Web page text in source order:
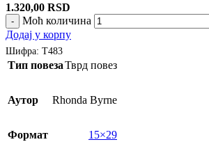
1.320,00 RSD
- Моћ количина
Додај у корпу
Шифра: Т483
Тип повезаТврд повез
Аутор Rhonda Byrne
Формат 15×29